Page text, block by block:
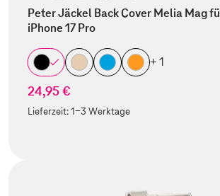
Peter Jäckel Back Cover Melia Mag
iPhone 17 Pro
+ 1
24,95 €
Lieferzeit:1-3 Werktage